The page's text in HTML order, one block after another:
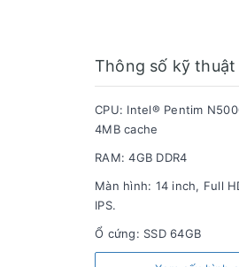
Thông số kỹ thuật
CPU: Intel® Pentim
4MB cache
RAM: 4GB DDR4
Màn hình: 14 inch, Full
IPS.
Ổ cứng: SSD 64GB